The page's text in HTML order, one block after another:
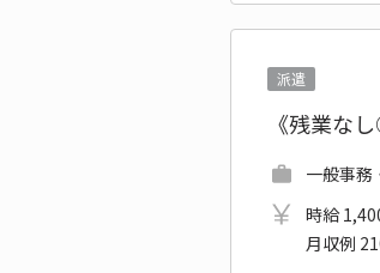
派遣
《残業な
一般事務
時給
月収例